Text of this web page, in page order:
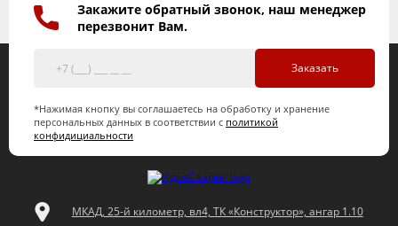
Закажите обратный звонок, наш менеджер
перезвонит Вам.
Заказать
*Нажимая кнопку вы соглашаетесь на обработку и хранение
персональных данных в соответствии с политикой
конфидициальности
МКАД, 25-й километр, вл4, ТК «Конструктор», ангар 1.10